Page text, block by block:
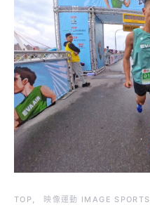
TOP 映像運動 IMAGE SPORTS